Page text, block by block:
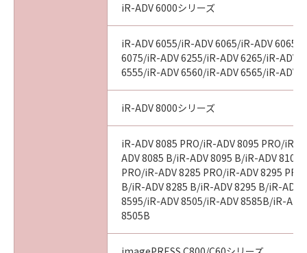
iR-ADV 6000シリーズ
iR-ADV 6055/iR-ADV 6065/iR-ADV 6065-
6075/iR-ADV 6255/iR-ADV 6265/iR-ADV
6555/iR-ADV 6560/iR-ADV 6565/iR-ADV
iR-ADV 8000シリーズ
iR-ADV 8085 PRO/iR-ADV 8095 PRO/iR-
ADV 8085 B/iR-ADV 8095 B/iR-ADV 8105
PRO/iR-ADV 8285 PRO/iR-ADV 8295
B/iR-ADV 8285 B/iR-ADV 8295 B/iR-ADV
8595/iR-ADV 8505/iR-ADV 8585B/iR-
8505B